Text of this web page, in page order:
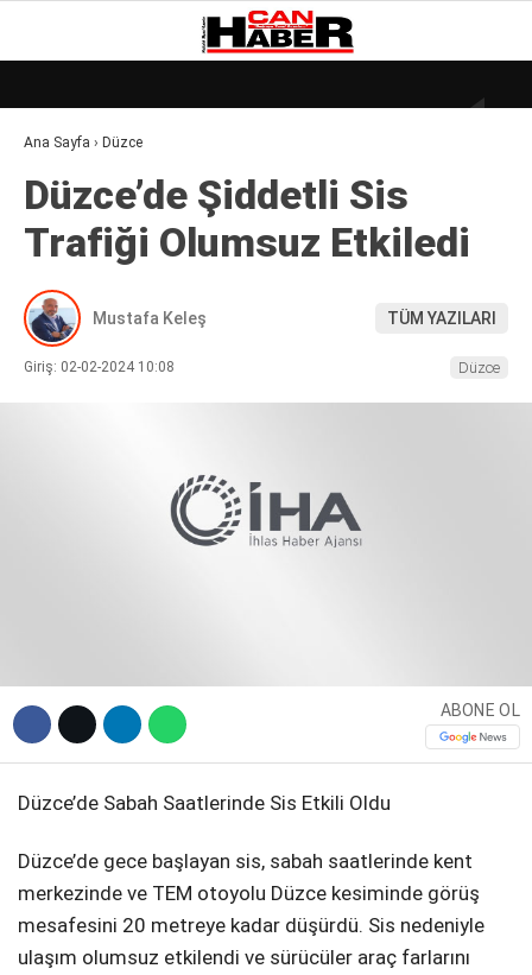
WhatsApp İhbar Hattı
Instagram
17.9°
GALERİ
DÜNYA
EKONOMI
GÜNDEM
KÜLÜR – SANAT
Ana Sayfa › Düzce
Düzce’de Şiddetli Sis
Trafiği Olumsuz Etkiledi
Mustafa Keleş TÜM YAZILARI
Giriş: 02-02-2024 10:08 Düzce
ABONE OL
Düzce’de Sabah Saatlerinde Sis Etkili Oldu
Düzce’de gece başlayan sis, sabah saatlerinde kent
merkezinde ve TEM otoyolu Düzce kesiminde görüş
mesafesini 20 metreye kadar düşürdü. Sis nedeniyle
ulaşım olumsuz etkilendi ve sürücüler araç farlarını